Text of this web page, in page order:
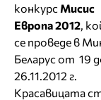
конкурс Мисис
Европа 2012 ,
се проведе в
Беларус от 19
26.11.2012 г.
Красавицата